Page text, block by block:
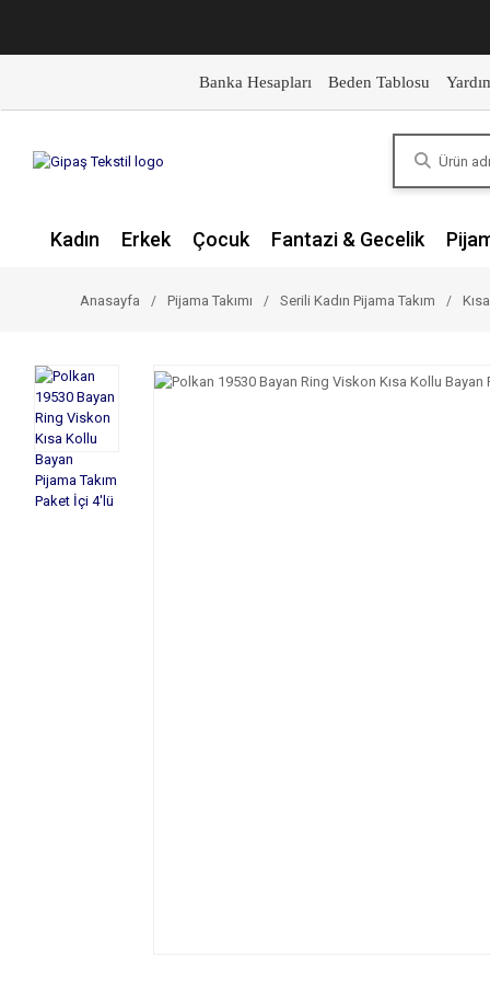
Banka Hesapları Beden Tablosu
Kadın Erkek Çocuk Fantazi & Gecelik
Anasayfa Pijama Takımı Serili Kadın Pijama Takım